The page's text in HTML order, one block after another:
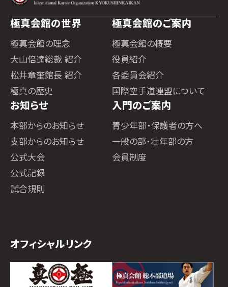
極真会館の世界
極真会館の理念
大山倍達総裁 紹介
松井章奎館長 紹介
極真の歴史
極真会館のご案内
極真会館の概要
役員紹介
各委員会紹介
国際空手道連盟について
お知らせ
本部からのお知らせ
支部からのお知らせ
公式大会
公式記録
試合規則
入門のご案内
青少年部・保護者の方へ
一般の部・壮年部の方
会員制度
オフィシャルリンク